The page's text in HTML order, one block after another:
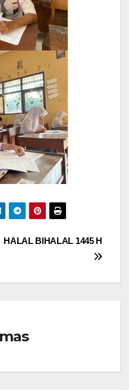
HALAL BIHALAL 1445 H